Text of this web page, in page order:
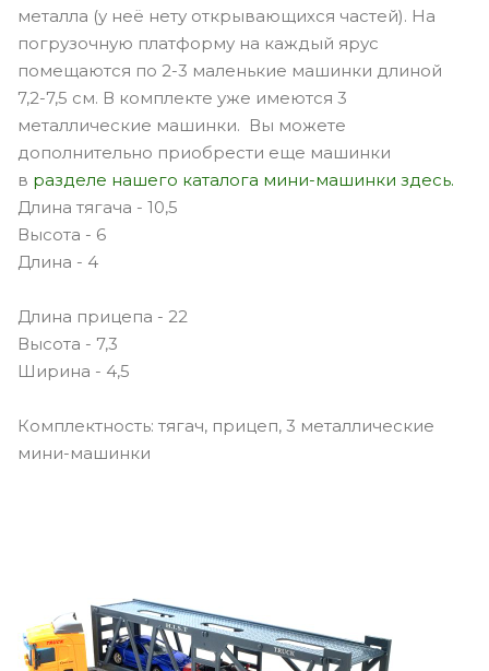
металла (у неё нету открывающихся частей). На
погрузочную платформу на каждый ярус
помещаются по 2-3 маленькие машинки длиной
7,2-7,5 см. В комплекте уже имеются 3
металлические машинки. Вы можете
дополнительно приобрести еще машинки
в разделе нашего каталога мини-машинки здесь.
Длина тягача - 10,5
Высота - 6
Длина - 4
Длина прицепа - 22
Высота - 7,3
Ширина - 4,5
Комплектность: тягач, прицеп, 3 металлические
мини-машинки